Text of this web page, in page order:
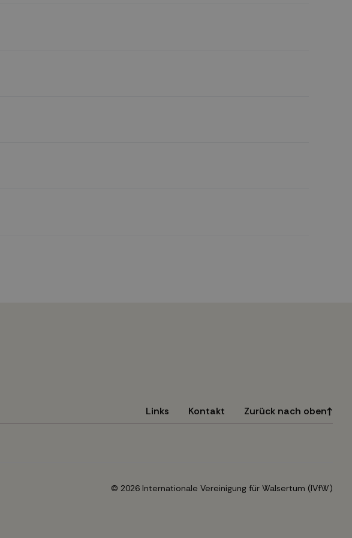
Links Kontakt Zurück nach oben
© 2026 Internationale Vereinigung für Walsertum (IVfW)